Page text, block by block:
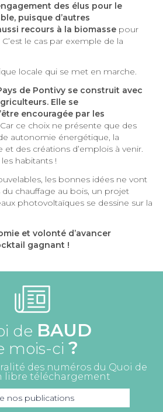
des élus pour le
puisque d’autres
recours à la biomasse pour
le cas par exemple de la
locale qui se met en marche.
de Pontivy se construit avec
Elle se
encouragée par les
ce choix ne présente que des
autonomie énergétique, la
des créations d’emplois à venir.
habitants !
les bonnes idées ne vont
du chauffage au bois, un projet
photovoltaïques se dessine sur la
et volonté d’avancer
gagnant !
de BAUD
mois-ci ?
des numéros du Quoi de
libre téléchargement
nos publications